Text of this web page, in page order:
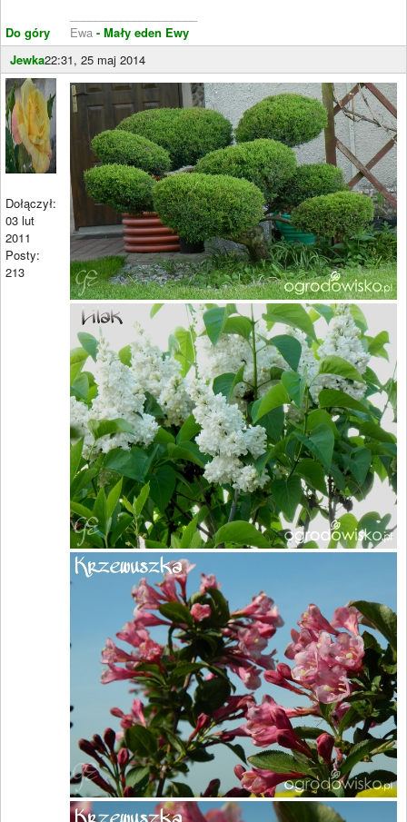
Do góry
Ewa - Mały eden Ewy
Jewka22:31, 25 maj 2014
Dołączył:
03 lut
2011
Posty:
213